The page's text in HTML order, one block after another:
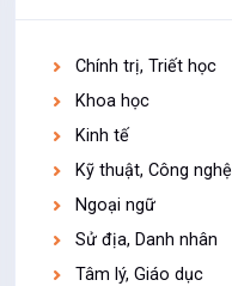
Chính trị, Triết học
Khoa học
Kinh tế
Kỹ thuật, Công nghệ
Ngoại ngữ
Sử địa, Danh nhân
Tâm lý, Giáo dục